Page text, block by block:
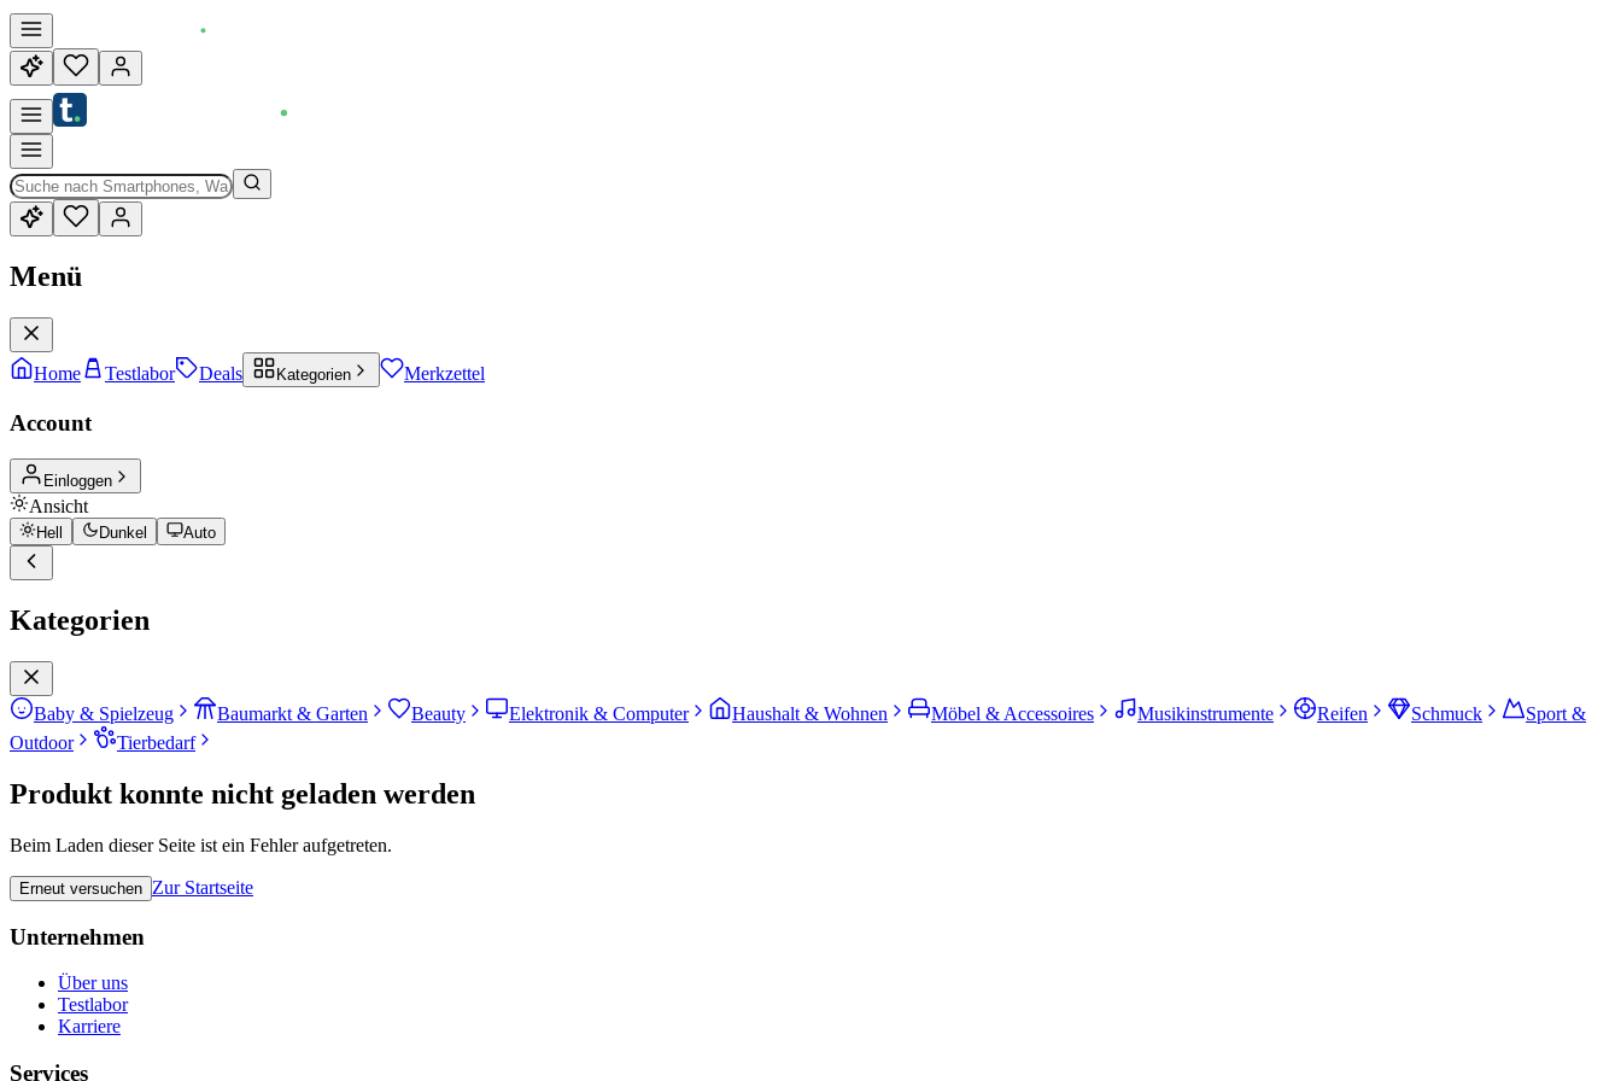
Menü
Home Testlabor Deals Kategorien Merkzettel
Account
Einloggen
Ansicht
Hell Dunkel Auto
Kategorien
Baby & Spielzeug Baumarkt & Garten Beauty Elektronik & Computer Haushalt & Wohnen Möbel & Accessoires Musikinstrumente Reifen Schmuck
Sport &
Outdoor
Tierbedarf
Produkt konnte nicht geladen werden
Beim Laden dieser Seite ist ein Fehler aufgetreten.
Erneut versuchen Zur Startseite
Unternehmen
Über uns
Testlabor
Karriere
Services